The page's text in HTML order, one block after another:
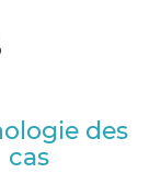
des
cas